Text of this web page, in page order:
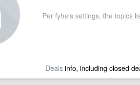
Per fyhe's settings, the topics
Dealsinfo, including closed